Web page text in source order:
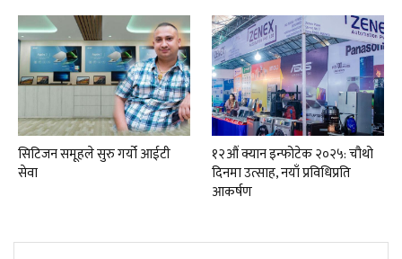
सिटिजन समूहले सुरु गर्यो आईटी
सेवा
१२औं क्यान इन्फोटेक २०२५: चौथो
दिनमा उत्साह, नयाँ प्रविधिप्रति
आकर्षण